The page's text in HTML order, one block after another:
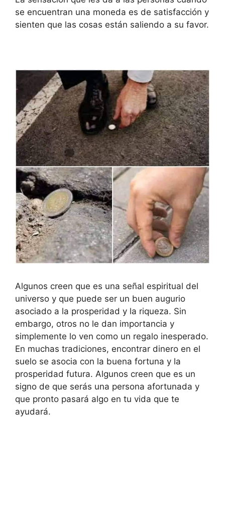
se encuentran una moneda es de satisfacción y
sienten que las cosas están saliendo a su favor.
Algunos creen que es una señal espiritual del
universo y que puede ser un buen augurio
asociado a la prosperidad y la riqueza. Sin
embargo, otros no le dan importancia y
simplemente lo ven como un regalo inesperado.
En muchas tradiciones, encontrar dinero en el
suelo se asocia con la buena fortuna y la
prosperidad futura. Algunos creen que es un
signo de que serás una persona afortunada y
que pronto pasará algo en tu vida que te
ayudará.